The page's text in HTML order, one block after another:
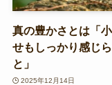
真の豊かさとは「
せもしっかり感じ
と」
2025年12月14日